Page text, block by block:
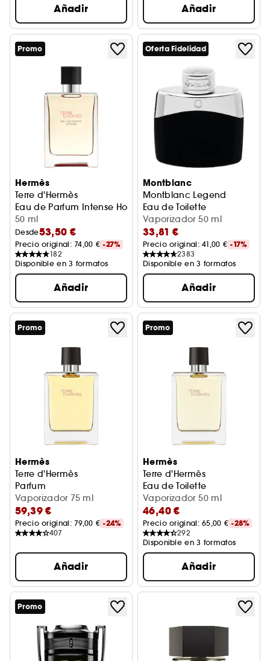
Añadir Añadir
Promo
Hermès
Terre d'Hermès
Eau de Parfum Intense Hombre
50 ml
Desde53,50 €
Precio original: 74,00 € -27%
182
Disponible en 3 formatos
Añadir
Oferta Fidelidad
Montblanc
Montblanc Legend
Eau de Toilette
Vaporizador 50 ml
33,81 €
Precio original: 41,00 € -17%
2383
Disponible en 3 formatos
Añadir
Promo
Hermès
Terre d'Hermès
Parfum
Vaporizador 75 ml
59,39 €
Precio original: 79,00 € -24%
407
Añadir
Promo
Hermès
Terre d'Hermès
Eau de Toilette
Vaporizador 50 ml
46,40 €
Precio original: 65,00 € -28%
292
Disponible en 3 formatos
Añadir
Promo